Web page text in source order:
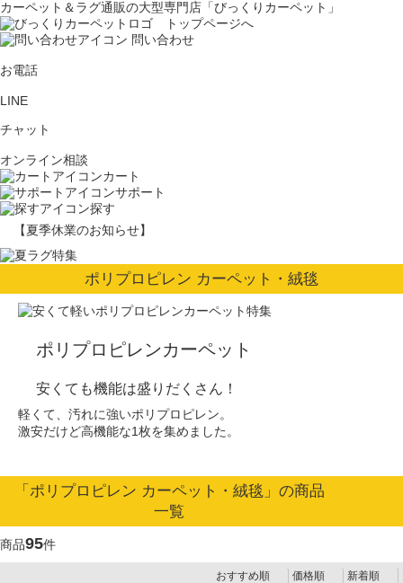
カーペット＆ラグ通販の大型専門店「びっくりカーペット」
問い合わせ
お電話
LINE
チャット
オンライン相談
カート
サポート
探す
【夏季休業のお知らせ】
ポリプロピレン カーペット・絨毯
ポリプロピレンカーペット
安くても機能は盛りだくさん！
軽くて、汚れに強いポリプロピレン。
激安だけど高機能な1枚を集めました。
「ポリプロピレン カーペット・絨毯」の商品
一覧
商品95件
おすすめ順 価格順 新着順